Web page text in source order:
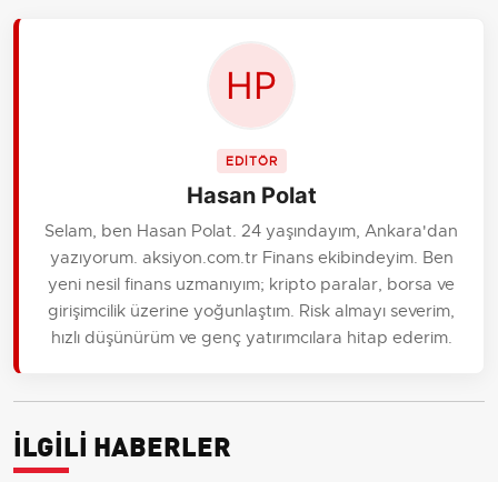
EDİTÖR
Hasan Polat
Selam, ben Hasan Polat. 24 yaşındayım, Ankara'dan
yazıyorum. aksiyon.com.tr Finans ekibindeyim. Ben
yeni nesil finans uzmanıyım; kripto paralar, borsa ve
girişimcilik üzerine yoğunlaştım. Risk almayı severim,
hızlı düşünürüm ve genç yatırımcılara hitap ederim.
İLGİLİ HABERLER